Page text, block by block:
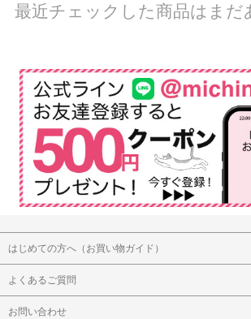
最近チェックした商品はまだ
はじめての方へ（お買い物ガイド）
よくあるご質問
お問い合わせ